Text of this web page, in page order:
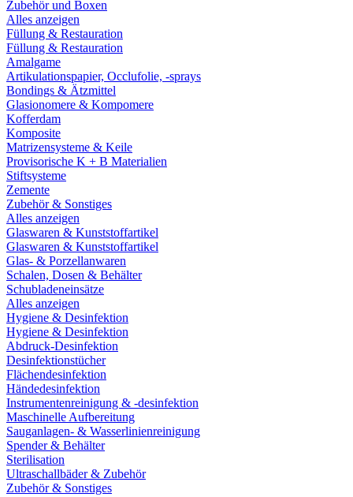
Zubehör und Boxen
Alles anzeigen
Füllung & Restauration
Füllung & Restauration
Amalgame
Artikulationspapier, Occlufolie, -sprays
Bondings & Ätzmittel
Glasionomere & Kompomere
Kofferdam
Komposite
Matrizensysteme & Keile
Provisorische K + B Materialien
Stiftsysteme
Zemente
Zubehör & Sonstiges
Alles anzeigen
Glaswaren & Kunststoffartikel
Glaswaren & Kunststoffartikel
Glas- & Porzellanwaren
Schalen, Dosen & Behälter
Schubladeneinsätze
Alles anzeigen
Hygiene & Desinfektion
Hygiene & Desinfektion
Abdruck-Desinfektion
Desinfektionstücher
Flächendesinfektion
Händedesinfektion
Instrumentenreinigung & -desinfektion
Maschinelle Aufbereitung
Sauganlagen- & Wasserlinienreinigung
Spender & Behälter
Sterilisation
Ultraschallbäder & Zubehör
Zubehör & Sonstiges